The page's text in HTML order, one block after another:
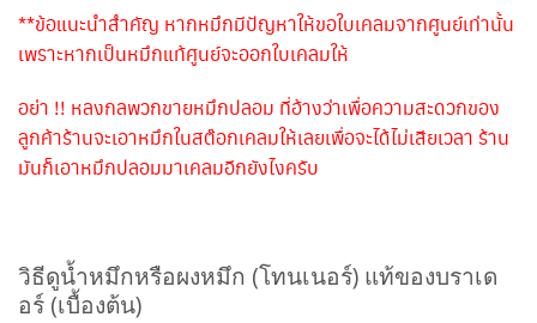
**ข้อแนะนำสำคัญ หากหมึกมีปัญหาให้ขอใบเคลมจากศูนย์เท่านั้น
เพราะหากเป็นหมึกแท้ศูนย์จะออกใบเคลมให้
อย่า !! หลงกลพวกขายหมึกปลอม ที่อ้างว่าเพื่อความสะดวกของ
ลูกค้าร้านจะเอาหมึกในสต๊อกเคลมให้เลยเพื่อจะได้ไม่เสียเวลา ร้าน
มันก็เอาหมึกปลอมมาเคลมอีกยังไงครับ
วิธีดูน้ำหมึกหรือผงหมึก (โทนเนอร์) แท้ของบราเด
อร์ (เบื้องต้น)